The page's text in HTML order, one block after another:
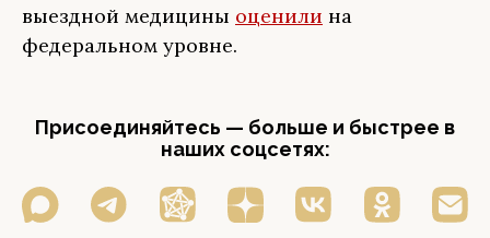
выездной медицины оценили на
федеральном уровне.
Присоединяйтесь — больше и быстрее в
наших соцсетях: